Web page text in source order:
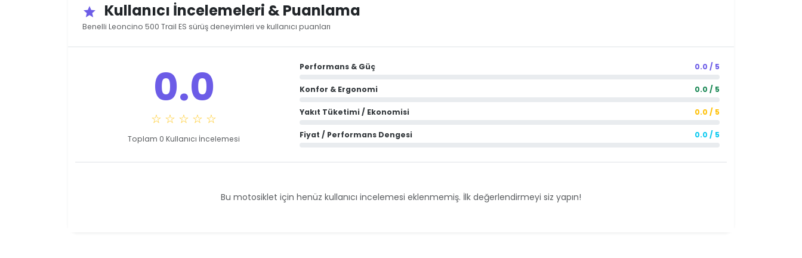
star Kullanıcı İncelemeleri & Puanlama
Benelli Leoncino 500 Trail ES sürüş deneyimleri ve kullanıcı puanları
0.0
☆ ☆ ☆ ☆ ☆
Toplam 0 Kullanıcı İncelemesi
Performans & Güç 0.0 / 5
Konfor & Ergonomi 0.0 / 5
Yakıt Tüketimi / Ekonomisi 0.0 / 5
Fiyat / Performans Dengesi 0.0 / 5
Bu motosiklet için henüz kullanıcı incelemesi eklenmemiş. İlk değerlendirmeyi siz yapın!